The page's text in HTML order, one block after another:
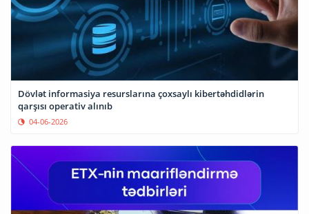
Dövlət informasiya resurslarına çoxsaylı kibertəhdidlərin
qarşısı operativ alınıb
04-06-2026